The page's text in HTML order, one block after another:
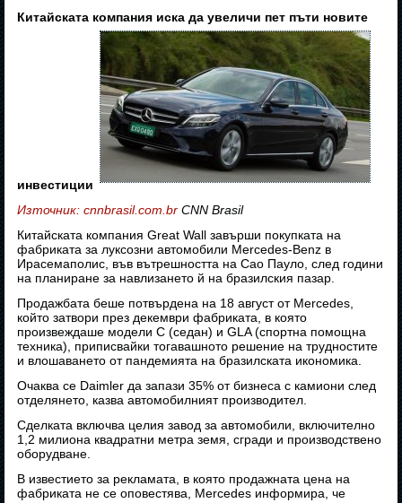
Китайската компания иска да увеличи пет пъти новите
инвестиции
Източник: cnnbrasil.com.br CNN Brasil
Китайската компания Great Wall завърши покупката на
фабриката за луксозни автомобили Mercedes-Benz в
Ирасемаполис, във вътрешността на Сао Пауло, след години
на планиране за навлизането й на бразилския пазар.
Продажбата беше потвърдена на 18 август от Mercedes,
който затвори през декември фабриката, в която
произвеждаше модели C (седан) и GLA (спортна помощна
техника), приписвайки тогавашното решение на трудностите
и влошаването от пандемията на бразилската икономика.
Очаква се Daimler да запази 35% от бизнеса с камиони след
отделянето, казва автомобилният производител.
Сделката включва целия завод за автомобили, включително
1,2 милиона квадратни метра земя, сгради и производствено
оборудване.
В известието за рекламата, в която продажната цена на
фабриката не се оповестява, Mercedes информира, че